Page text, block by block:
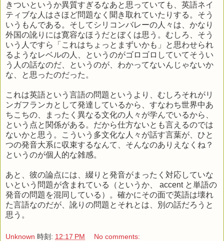
きついというか異質すぎるなあと思っていても、英語ネイ
ティブな人はさほど問題なく聞き取れていたりする。そう
いうもんである。そしてシリコンバレーの人々は、かなり
外国の訛りには寛容なほうだとぼくは思う。むしろ、そう
いう人ですら「これはちょっとまずいかも」と思わせられ
るようなレベルの人、というのがゴロゴロしていてそうい
う人の話なのだ、というのが、わかってないんじゃないか
な、と思ったのだった。
これは英語という言語の問題というより、むしろそれがリ
ンガフランカとして発達しているから、すなわち世界中あ
ちこちの、まったく異なる文化の人々が学んでいるから、
という点と関係がある。だから仕方ないとも言えるのでは
ないかと思う。こういう多文化な人々が話す言葉が、ひと
つの発音大系に収束するなんて、そんなのありえなくね？
というのが個人的な雑感。
あと、彼の論点には、綴りと発音がまったく対応していな
いという問題が含まれている（というか、 accent と単語の
発音の問題を混同している）。確かにその面で英語は壊れ
た言語なのだが、訛りの問題とそれとは、別の話だろうと
思う。
Unknown 時刻: 12:17 PM No comments: